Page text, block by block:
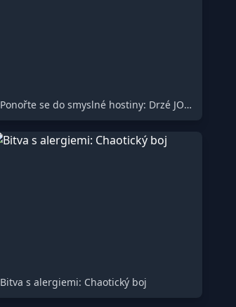
Ponořte se do smyslné hostiny: Drzé JOI s bujnými křivkami
Bitva s alergiemi: Chaotický boj